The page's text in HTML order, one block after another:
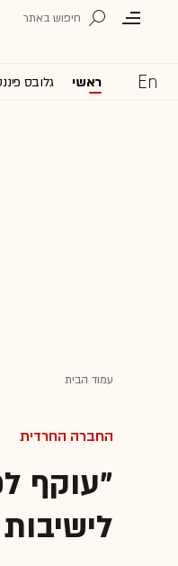
ראשי גלובס
עמוד הבית
החברה החרדית
לישיבות